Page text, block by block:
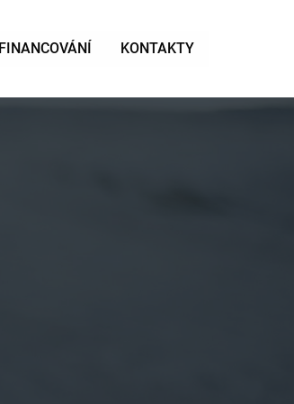
FINANCOVÁNÍ KONTAKTY